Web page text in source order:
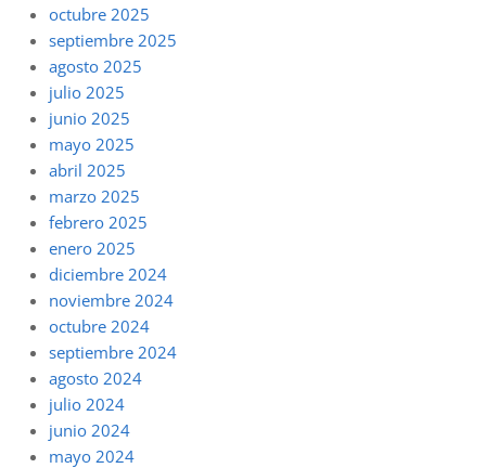
octubre 2025
septiembre 2025
agosto 2025
julio 2025
junio 2025
mayo 2025
abril 2025
marzo 2025
febrero 2025
enero 2025
diciembre 2024
noviembre 2024
octubre 2024
septiembre 2024
agosto 2024
julio 2024
junio 2024
mayo 2024